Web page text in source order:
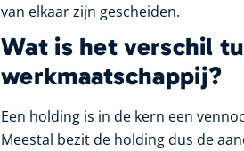
van elkaar zijn gescheiden.
Wat is het verschil
werkmaatschappij?
Een holding is in de kern een
Meestal bezit de holding dus de